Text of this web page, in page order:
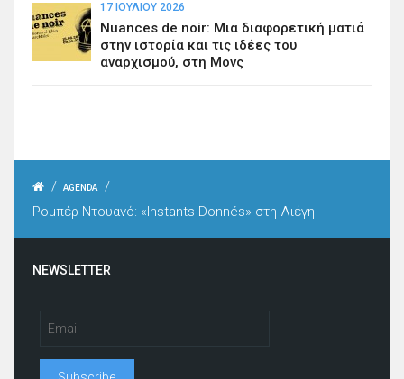
17 ΙΟΥΛΊΟΥ 2026
Nuances de noir: Μια διαφορετική ματιά
στην ιστορία και τις ιδέες του
αναρχισμού, στη Μονς
/ AGENDA
/
Ρομπέρ Ντουανό: «Instants Donnés» στη Λιέγη
NEWSLETTER